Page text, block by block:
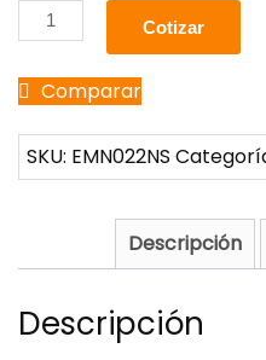
Cotizar
Comparar
SKU: EMN022NS
Descripción
Descripción